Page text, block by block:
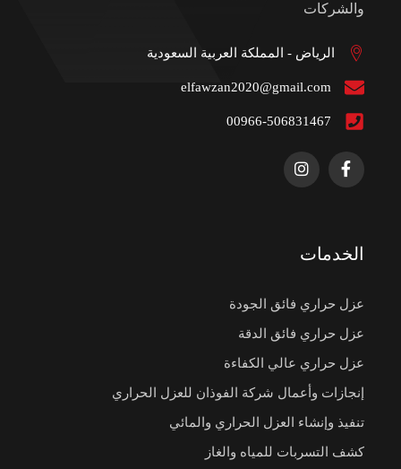
والشركات
الرياض - المملكة العربية السعودية
elfawzan2020@gmail.com
00966-506831467
الخدمات
عزل حراري فائق الجودة
عزل حراري فائق الدقة
عزل حراري عالي الكفاءة
إنجازات وأعمال شركة الفوذان للعزل الحراري
تنفيذ وإنشاء العزل الحراري والمائي
كشف التسربات للمياه والغاز